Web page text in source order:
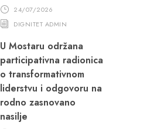
24/07/2026
DIGNITET ADMIN
U Mostaru održana
participativna radionica
o transformativnom
liderstvu i odgovoru na
rodno zasnovano
nasilje